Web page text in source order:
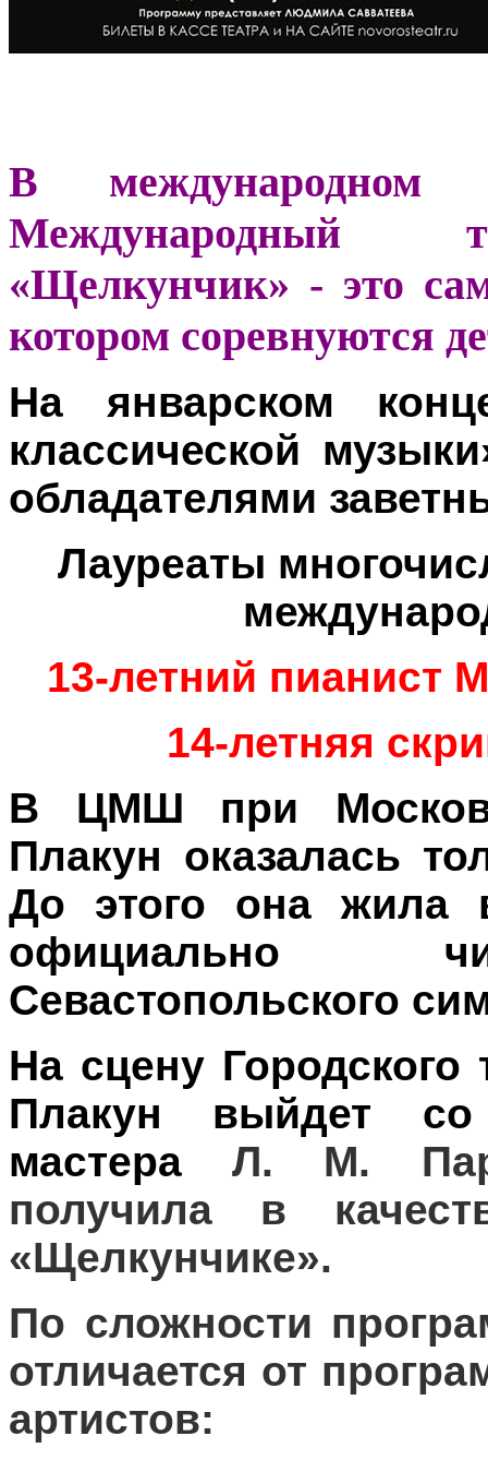
В международном
Международный
«Щелкунчик» - это
котором соревнуются
На январском
классической
обладателями
Лауреаты
13-летний пианист
14-летняя
В ЦМШ при
Плакун оказалась
До этого она
официально
Севастопольского
На сцену Городского
Плакун выйдет со
мастераЛ. М.
получила в
«Щелкунчике».
По сложности
отличается от
артистов: